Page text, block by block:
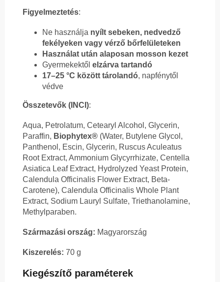
Figyelmeztetés:
Ne használja nyílt sebeken, nedvedző
fekélyeken vagy vérző bőrfelületeken
Használat után alaposan mosson kezet
Gyermekektől elzárva tartandó
17–25 °C között tárolandó, napfénytől
védve
Összetevők (INCI):
Aqua, Petrolatum, Cetearyl Alcohol, Glycerin,
Paraffin, Biophytex® (Water, Butylene Glycol,
Panthenol, Escin, Glycerin, Ruscus Aculeatus
Root Extract, Ammonium Glycyrrhizate, Centella
Asiatica Leaf Extract, Hydrolyzed Yeast Protein,
Calendula Officinalis Flower Extract, Beta-
Carotene), Calendula Officinalis Whole Plant
Extract, Sodium Lauryl Sulfate, Triethanolamine,
Methylparaben.
Származási ország: Magyarország
Kiszerelés: 70 g
Kiegészítő paraméterek